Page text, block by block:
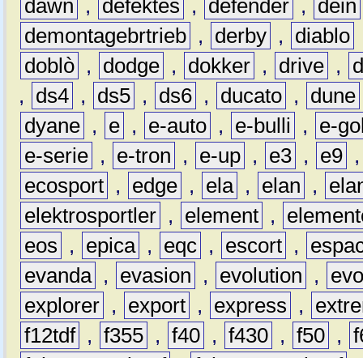
dawn , defektes , defender , dein
demontagebrtrieb , derby , diablo
doblò , dodge , dokker , drive ,
,
ds4 , ds5 , ds6 , ducato , dune
dyane , e , e-auto , e-bulli ,
e-
e-serie , e-tron , e-up , e3 , e9
ecosport , edge , ela , elan ,
elektrosportler , element ,
eos
, epica , eqc , escort ,
evanda , evasion , evolution ,
explorer , export , express ,
f12tdf , f355 , f40 , f430 , f50 ,